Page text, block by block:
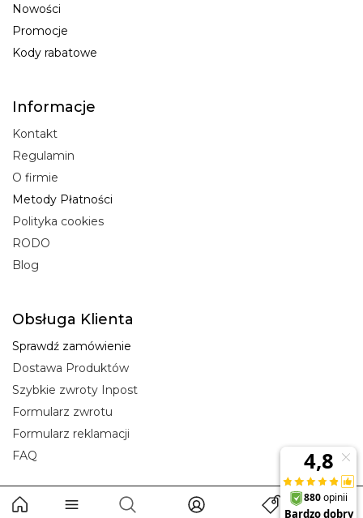
Nowości
Promocje
Kody rabatowe
Informacje
Kontakt
Regulamin
O firmie
Metody Płatności
Polityka cookies
RODO
Blog
Obsługa Klienta
Sprawdź zamówienie
Dostawa Produktów
Szybkie zwroty Inpost
Formularz zwrotu
Formularz reklamacji
FAQ